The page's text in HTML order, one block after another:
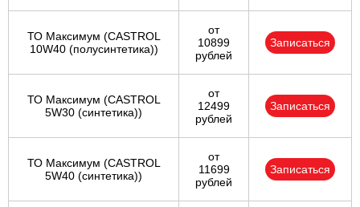
ТО Максимум (CASTROL
10W40 (полусинтетика))
от
10899
рублей
Записаться
ТО Максимум (CASTROL
5W30 (синтетика))
от
12499
рублей
Записаться
ТО Максимум (CASTROL
5W40 (синтетика))
от
11699
рублей
Записаться